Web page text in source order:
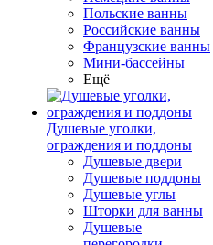
Польские ванны
Российские ванны
Французские ванны
Мини-бассейны
Ещё
Душевые уголки,
ограждения и поддоны
Душевые двери
Душевые поддоны
Душевые углы
Шторки для ванны
Душевые